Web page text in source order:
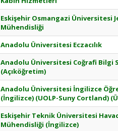
Eskişehir Osmangazi Üniversitesi
Mühendisliği
Anadolu Üniversitesi Eczacılık
Anadolu Üniversitesi Coğrafi Bilgi
(Açıköğretim)
Anadolu Üniversitesi İngilizce
(İngilizce) (UOLP-Suny Cortland)
Eskişehir Teknik Üniversitesi
Mühendisliği (İngilizce)